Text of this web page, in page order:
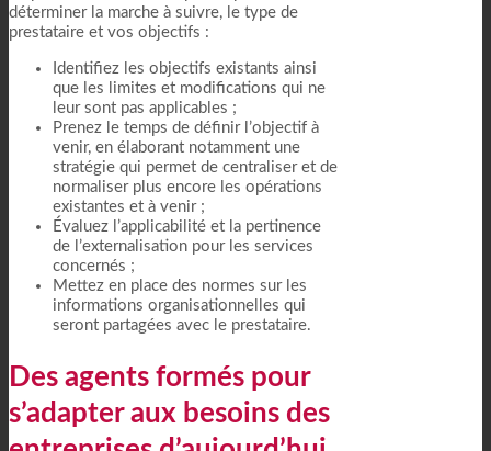
déterminer la marche à suivre, le type de
prestataire et vos objectifs :
Identifiez les objectifs existants ainsi
que les limites et modifications qui ne
leur sont pas applicables ;
Prenez le temps de définir l’objectif à
venir, en élaborant notamment une
stratégie qui permet de centraliser et de
normaliser plus encore les opérations
existantes et à venir ;
Évaluez l’applicabilité et la pertinence
de l’externalisation pour les services
concernés ;
Mettez en place des normes sur les
informations organisationnelles qui
seront partagées avec le prestataire.
Des agents formés pour
s’adapter aux besoins des